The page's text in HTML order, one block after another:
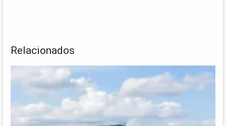
Relacionados